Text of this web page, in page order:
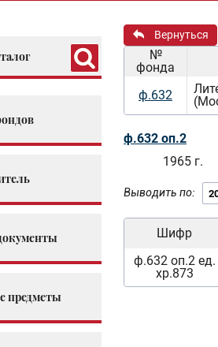
предметы
Вернуться
№
фонда
ф.632
ф.632 оп.2
1965 г.
Выводить по:
Шифр
ф.632 оп.2 ед.
хр.873